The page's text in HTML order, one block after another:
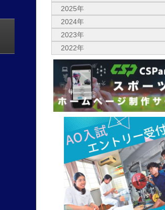
2025年
2024年
2023年
2022年